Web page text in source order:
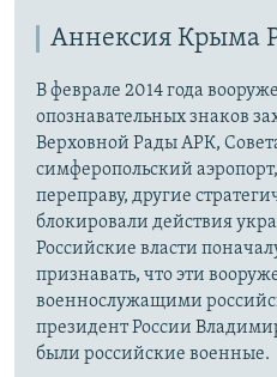
Аннексия Крыма
В феврале 2014 года
опознавательных знаков
Верховной Рады АРК,
симферопольский
переправу, другие
блокировали действия
Российские власти
признавать, что эти
военнослужащими
президент России
были российские военные.